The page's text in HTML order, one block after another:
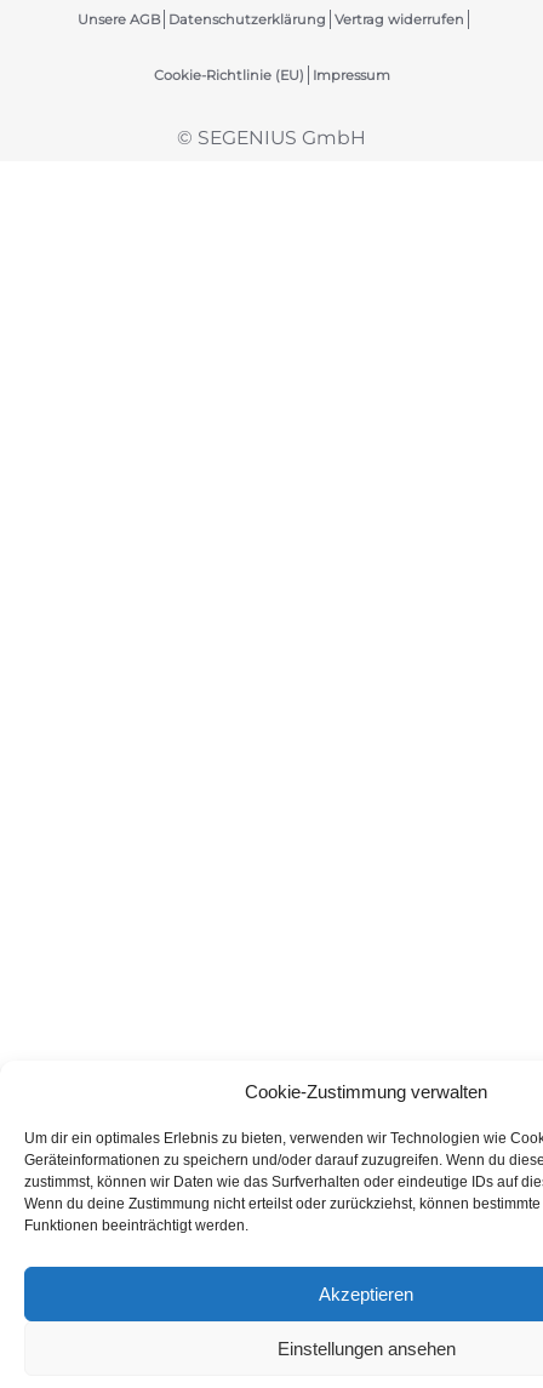
Cookie-Zustimmung verwalten
Um dir ein optimales Erlebnis zu bieten, verwenden wir Technologien wie
Geräteinformationen zu speichern und/oder darauf zuzugreifen. Wenn du
zustimmst, können wir Daten wie das Surfverhalten oder eindeutige IDs auf
Wenn du deine Zustimmung nicht erteilst oder zurückziehst, können
Funktionen beeinträchtigt werden.
Akzeptieren
Einstellungen ansehen
Unsere AGB Datenschutzerklärung Vertrag widerrufen
Cookie-Richtlinie (EU) Impressum
© SEGENIUS GmbH